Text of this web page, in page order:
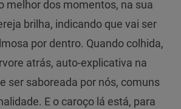
melhor dos momentos, na sua
brilha, indicando que vai ser
por dentro. Quando colhida,
atrás, auto-explicativa na
ser saboreada por nós, comuns
E o caroço lá está, para